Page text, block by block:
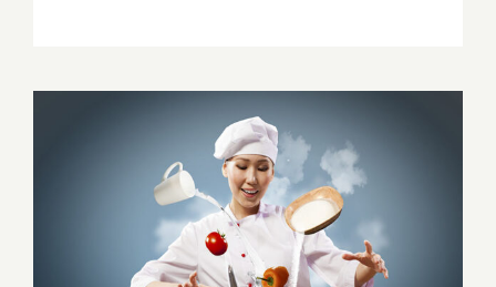
ترفندهای پرکاربرد در آشپزی